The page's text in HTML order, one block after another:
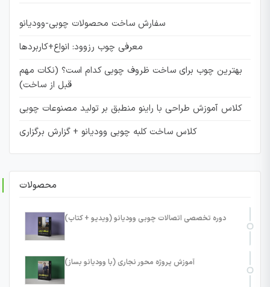
سفارش ساخت محصولات چوبی-وودیانو
معرفی چوب رزوود: انواع+کاربردها
بهترین چوب برای ساخت ظروف چوبی کدام است؟ (نکات مهم
قبل از ساخت)
کلاس آموزش طراحی با راینو منطبق بر تولید مصنوعات چوبی
کلاس ساخت کلبه چوبی وودیانو + گزارش برگزاری
محصولات
دوره تخصصی اتصالات چوبی وودیانو (ویدیو + کتاب)
آموزش پروژه محور نجاری (با وودیانو بساز)